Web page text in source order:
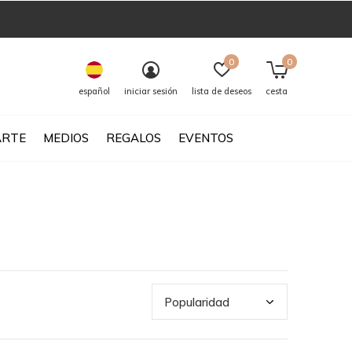
MEDIOS REGALOS EVENTOS
español iniciar sesión lista de deseos
0
cesta
0